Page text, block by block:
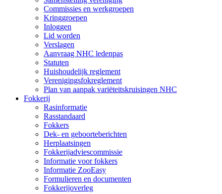
Commissies en werkgroepen
Kringgroepen
Inloggen
Lid worden
Verslagen
Aanvraag NHC ledenpas
Statuten
Huishoudelijk reglement
Verenigingsfokreglement
Plan van aanpak variëteitskruisingen NHC
Fokkerij
Rasinformatie
Rasstandaard
Fokkers
Dek- en geboorteberichten
Herplaatsingen
Fokkerijadviescommissie
Informatie voor fokkers
Informatie ZooEasy
Formulieren en documenten
Fokkerijoverleg